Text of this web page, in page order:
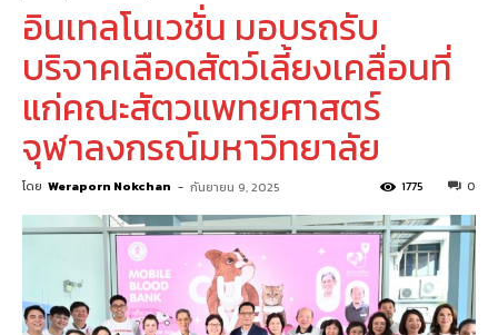
อินเทลโนเวชั่น มอบรถรับ
บริจาคเลือดสัตว์เลี้ยงเคลื่อนที่
แก่คณะสัตวแพทยศาสตร์
จุฬาลงกรณ์มหาวิทยาลัย
โดย Weraporn Nokchan - กันยายน 9, 2025 0
1775